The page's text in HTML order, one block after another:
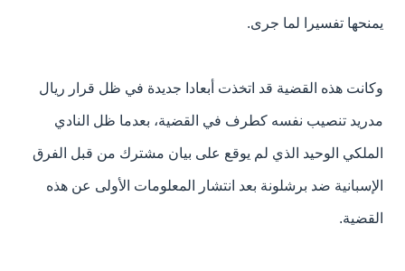
يمنحها تفسيرا لما جرى.
وكانت هذه القضية قد اتخذت أبعادا جديدة في ظل قرار ريال
مدريد تنصيب نفسه كطرف في القضية، بعدما ظل النادي
الملكي الوحيد الذي لم يوقع على بيان مشترك من قبل الفرق
الإسبانية ضد برشلونة بعد انتشار المعلومات الأولى عن هذه
القضية.